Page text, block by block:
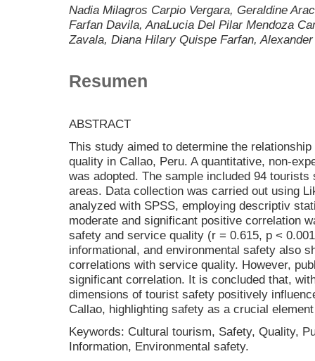
Nadia Milagros Carpio Vergara, Geraldine
Farfan Davila, AnaLucia Del Pilar Mendoza
Zavala, Diana Hilary Quispe Farfan,
Resumen
ABSTRACT
This study aimed to determine the
quality in Callao, Peru. A quantitative, non-
was adopted. The sample included 94
areas. Data collection was carried out using
analyzed with SPSS, employing descriptiv
moderate and significant positive correlation
safety and service quality (r = 0.615, p <
informational, and environmental safety also
correlations with service quality. However,
significant correlation. It is concluded that,
dimensions of tourist safety positively
Callao, highlighting safety as a crucial
Keywords: Cultural tourism, Safety, Quality,
Information, Environmental safety.